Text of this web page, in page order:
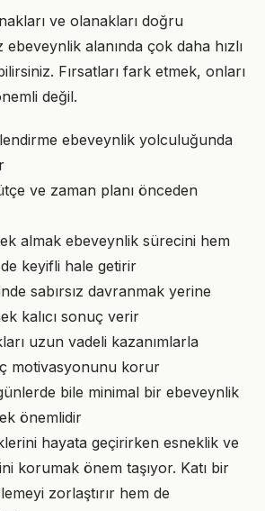
ve olanakları doğru
alanında çok daha hızlı
Fırsatları fark etmek, onları
değil.
ebeveynlik yolculuğunda
ve zaman planı önceden
almak ebeveynlik sürecini hem
keyifli hale getirir
sabırsız davranmak yerine
kalıcı sonuç verir
uzun vadeli kazanımlarla
motivasyonunu korur
bile minimal bir ebeveynlik
önemlidir
hayata geçirirken esneklik ve
korumak önem taşıyor. Katı bir
zorlaştırır hem de